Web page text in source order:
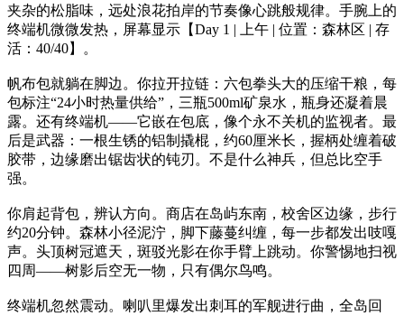
夹杂的松脂味，远处浪花拍岸的节奏像心跳般规律。手腕上的
终端机微微发热，屏幕显示【Day 1 | 上午 | 位置：森林区 | 存
活：40/40】。
帆布包就躺在脚边。你拉开拉链：六包拳头大的压缩干粮，每
包标注“24小时热量供给”，三瓶500ml矿泉水，瓶身还凝着晨
露。还有终端机——它嵌在包底，像个永不关机的监视者。最
后是武器：一根生锈的铝制撬棍，约60厘米长，握柄处缠着破
胶带，边缘磨出锯齿状的钝刃。不是什么神兵，但总比空手
强。
你肩起背包，辨认方向。商店在岛屿东南，校舍区边缘，步行
约20分钟。森林小径泥泞，脚下藤蔓纠缠，每一步都发出吱嘎
声。头顶树冠遮天，斑驳光影在你手臂上跳动。你警惕地扫视
四周——树影后空无一物，只有偶尔鸟鸣。
终端机忽然震动。喇叭里爆发出刺耳的军舰进行曲，全岛回